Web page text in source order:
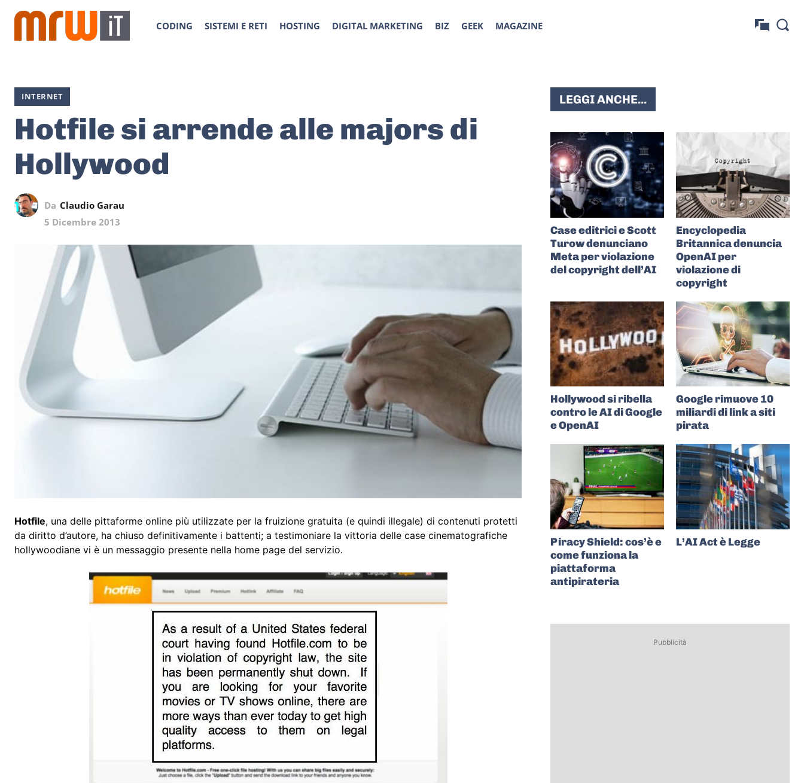
CODING SISTEMI E RETI HOSTING DIGITAL MARKETING BIZ GEEK MAGAZINE
INTERNET
Hotfile si arrende alle majors di
Hollywood
Da Claudio Garau
5 Dicembre 2013
Hotfile, una delle pittaforme online più utilizzate per la fruizione gratuita (e quindi illegale) di contenuti protetti
da diritto d’autore, ha chiuso definitivamente i battenti; a testimoniare la vittoria delle case cinematografiche
hollywoodiane vi è un messaggio presente nella home page del servizio.
LEGGI ANCHE...
Case editrici e Scott
Turow denunciano
Meta per violazione
del copyright dell’AI
Encyclopedia
Britannica denuncia
OpenAI per
violazione di
copyright
Hollywood si ribella
contro le AI di Google
e OpenAI
Google rimuove 10
miliardi di link a siti
pirata
Piracy Shield: cos’è e
come funziona la
piattaforma
antipirateria
L’AI Act è Legge
Pubblicità